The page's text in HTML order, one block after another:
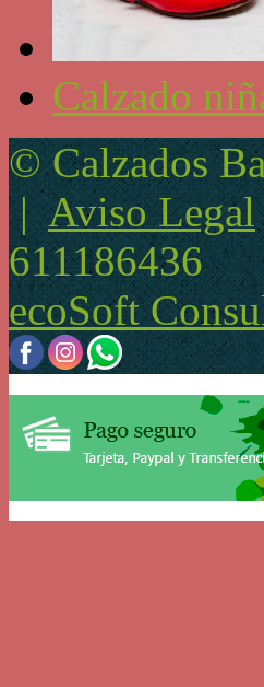
Calzado
© Calzados
| Aviso Legal
611186436
ecoSoft